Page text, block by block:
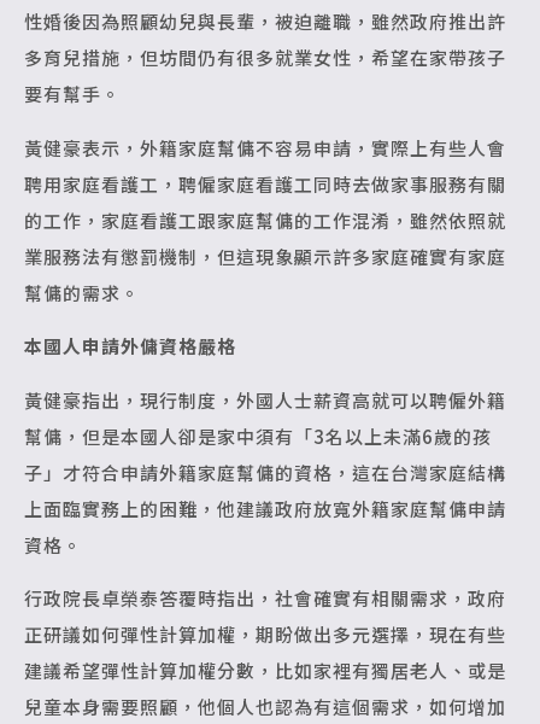
性婚後因為照顧幼兒與長輩，被迫離職，雖然政府推出許
多育兒措施，但坊間仍有很多就業女性，希望在家帶孩子
要有幫手。
黃健豪表示，外籍家庭幫傭不容易申請，實際上有些人會
聘用家庭看護工，聘僱家庭看護工同時去做家事服務有關
的工作，家庭看護工跟家庭幫傭的工作混淆，雖然依照就
業服務法有懲罰機制，但這現象顯示許多家庭確實有家庭
幫傭的需求。
本國人申請外傭資格嚴格
黃健豪指出，現行制度，外國人士薪資高就可以聘僱外籍
幫傭，但是本國人卻是家中須有「3名以上未滿6歲的孩
子」才符合申請外籍家庭幫傭的資格，這在台灣家庭結構
上面臨實務上的困難，他建議政府放寬外籍家庭幫傭申請
資格。
行政院長卓榮泰答覆時指出，社會確實有相關需求，政府
正研議如何彈性計算加權，期盼做出多元選擇，現在有些
建議希望彈性計算加權分數，比如家裡有獨居老人、或是
兒童本身需要照顧，他個人也認為有這個需求，如何增加